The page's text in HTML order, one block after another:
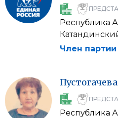
Республика
Член
Пустогачева
Республика